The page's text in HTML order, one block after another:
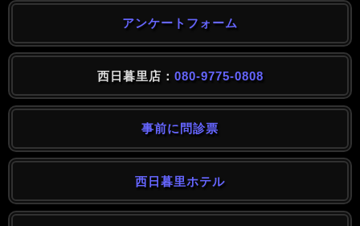
アンケートフォーム
西日暮里店： 080-9775-0808
事前に問診票
西日暮里ホテル